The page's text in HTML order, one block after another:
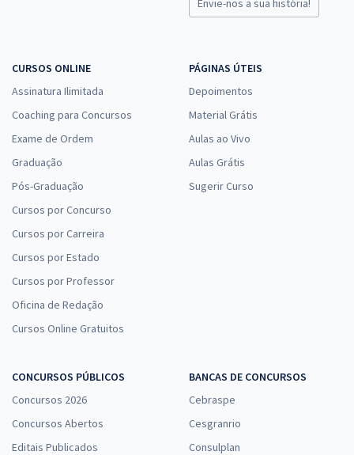
Envie-nos a sua história!
CURSOS ONLINE
Assinatura Ilimitada
Coaching para Concursos
Exame de Ordem
Graduação
Pós-Graduação
Cursos por Concurso
Cursos por Carreira
Cursos por Estado
Cursos por Professor
Oficina de Redação
Cursos Online Gratuitos
PÁGINAS ÚTEIS
Depoimentos
Material Grátis
Aulas ao Vivo
Aulas Grátis
Sugerir Curso
CONCURSOS PÚBLICOS
Concursos 2026
Concursos Abertos
Editais Publicados
BANCAS DE CONCURSOS
Cebraspe
Cesgranrio
Consulplan